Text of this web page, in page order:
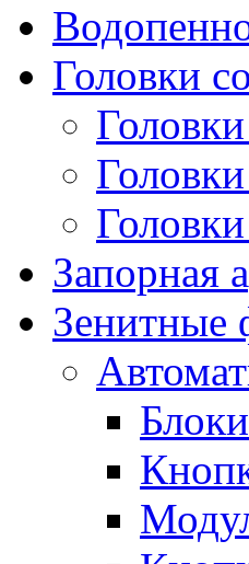
Головки
Запорная
Зенитные